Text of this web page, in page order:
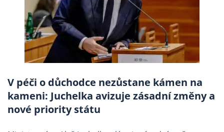
V péči o důchodce nezůstane kámen na
kameni: Juchelka avizuje zásadní změny a
nové priority státu